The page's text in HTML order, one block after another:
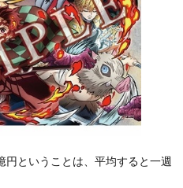
ということは、平均すると一週